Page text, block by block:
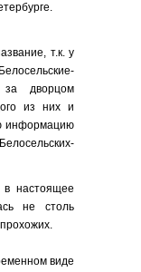
т.к. у
дворцом
из них и
информацию
в настоящее
не столь
виде